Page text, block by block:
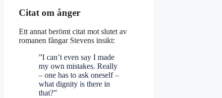
Citat om ånger
Ett annat berömt citat mot slutet av
romanen fångar Stevens insikt:
”I can’t even say I made
my own mistakes. Really
– one has to ask oneself –
what dignity is there in
that?”